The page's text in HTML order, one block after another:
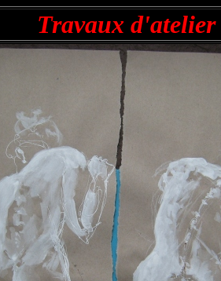
Travaux d'atelier